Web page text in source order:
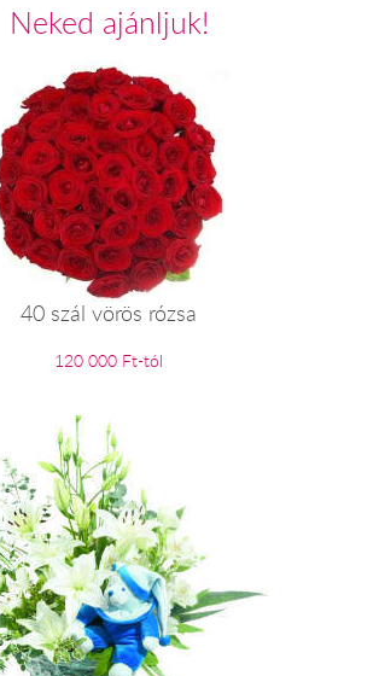
Neked ajánljuk!
40 szál vörös rózsa
120 000 Ft-tól